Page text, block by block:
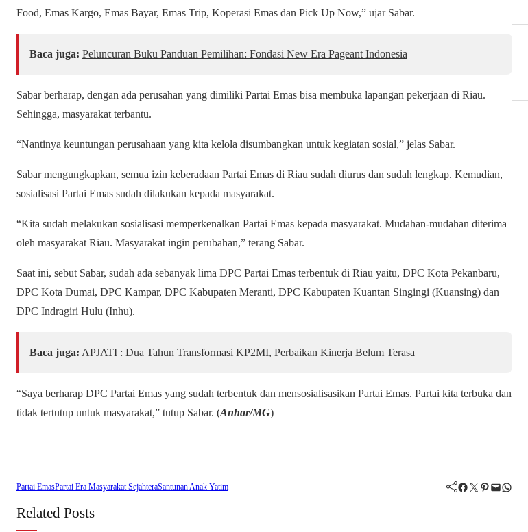
Food, Emas Kargo, Emas Bayar, Emas Trip, Koperasi Emas dan Pick Up Now,” ujar Sabar.
Baca juga: Peluncuran Buku Panduan Pemilihan: Fondasi New Era Pageant Indonesia
Sabar berharap, dengan ada perusahan yang dimiliki Partai Emas bisa membuka lapangan pekerjaan di Riau.
Sehingga, masyarakat terbantu.
“Nantinya keuntungan perusahaan yang kita kelola disumbangkan untuk kegiatan sosial,” jelas Sabar.
Sabar mengungkapkan, semua izin keberadaan Partai Emas di Riau sudah diurus dan sudah lengkap. Kemudian,
sosialisasi Partai Emas sudah dilakukan kepada masyarakat.
“Kita sudah melakukan sosialisasi memperkenalkan Partai Emas kepada masyarakat. Mudahan-mudahan diterima
oleh masyarakat Riau. Masyarakat ingin perubahan,” terang Sabar.
Saat ini, sebut Sabar, sudah ada sebanyak lima DPC Partai Emas terbentuk di Riau yaitu, DPC Kota Pekanbaru,
DPC Kota Dumai, DPC Kampar, DPC Kabupaten Meranti, DPC Kabupaten Kuantan Singingi (Kuansing) dan
DPC Indragiri Hulu (Inhu).
Baca juga: APJATI : Dua Tahun Transformasi KP2MI, Perbaikan Kinerja Belum Terasa
“Saya berharap DPC Partai Emas yang sudah terbentuk dan mensosialisasikan Partai Emas. Partai kita terbuka dan
tidak tertutup untuk masyarakat,” tutup Sabar. (Anhar/MG)
Partai EmasPartai Era Masyarakat SejahteraSantunan Anak Yatim Facebook Twitter Pinterest Mail WhatsApp
Related Posts